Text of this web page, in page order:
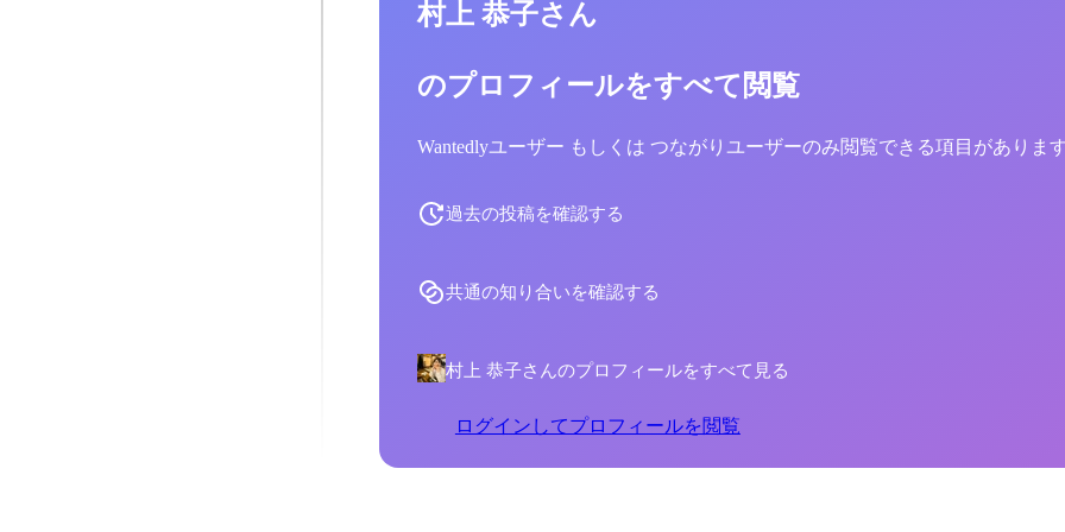
村上 恭子さん
のプロフィールをすべて閲覧
Wantedlyユーザー もしくは つながりユーザーのみ閲覧できる項目がありま
過去の投稿を確認する
共通の知り合いを確認する
村上 恭子さんのプロフィールをすべて見る
ログインしてプロフィールを閲覧